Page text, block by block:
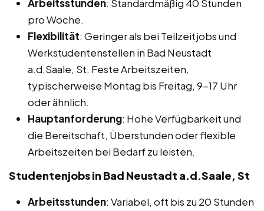
Arbeitsstunden: Standardmäßig 40 Stunden
pro Woche.
Flexibilität: Geringer als bei Teilzeitjobs und
Werkstudentenstellen in Bad Neustadt
a.d.Saale, St. Feste Arbeitszeiten,
typischerweise Montag bis Freitag, 9-17 Uhr
oder ähnlich.
Hauptanforderung: Hohe Verfügbarkeit und
die Bereitschaft, Überstunden oder flexible
Arbeitszeiten bei Bedarf zu leisten.
Studentenjobs in Bad Neustadt a.d.Saale, St
Arbeitsstunden: Variabel, oft bis zu 20 Stunden